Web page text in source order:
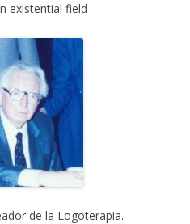
existential field
de la Logoterapia.